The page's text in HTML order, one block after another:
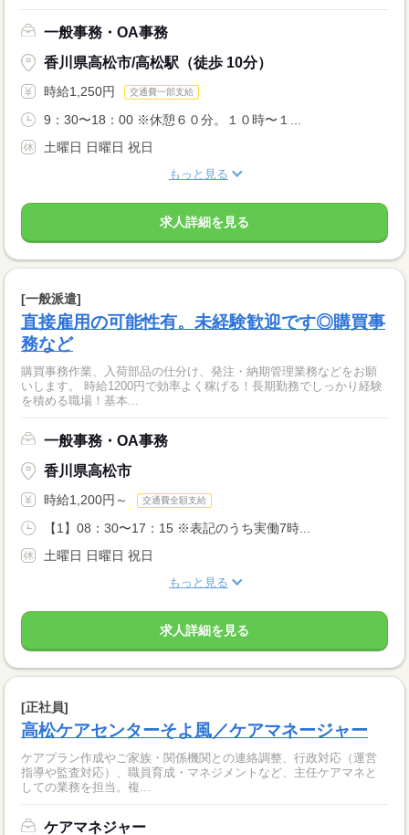
一般事務・OA事務
香川県高松市/高松駅（徒歩 10分）
時給1,250円 交通費一部支給
9：30〜18：00 ※休憩６０分。１０時〜１...
土曜日 日曜日 祝日
もっと見る
求人詳細を見る
[一般派遣]
直接雇用の可能性有。未経験歓迎です◎購買事
務など
購買事務作業、入荷部品の仕分け、発注・納期管理業務などをお願
いします。 時給1200円で効率よく稼げる！長期勤務でしっかり経験
を積める職場！基本...
一般事務・OA事務
香川県高松市
時給1,200円～ 交通費全額支給
【1】08：30〜17：15 ※表記のうち実働7時...
土曜日 日曜日 祝日
もっと見る
求人詳細を見る
[正社員]
高松ケアセンターそよ風／ケアマネージャー
ケアプラン作成やご家族・関係機関との連絡調整、行政対応（運営
指導や監査対応）、職員育成・マネジメントなど、主任ケアマネと
しての業務を担当。複...
ケアマネジャー